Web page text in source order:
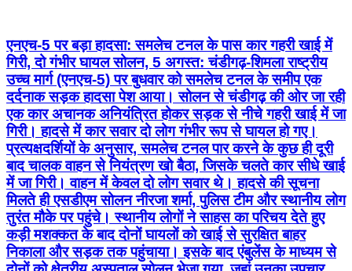
एनएच-5 पर बड़ा हादसा: समलेच टनल के पास कार गहरी खाई में
गिरी, दो गंभीर घायल सोलन, 5 अगस्त: चंडीगढ़-शिमला राष्ट्रीय
उच्च मार्ग (एनएच-5) पर बुधवार को समलेच टनल के समीप एक
दर्दनाक सड़क हादसा पेश आया। सोलन से चंडीगढ़ की ओर जा रही
एक कार अचानक अनियंत्रित होकर सड़क से नीचे गहरी खाई में जा
गिरी। हादसे में कार सवार दो लोग गंभीर रूप से घायल हो गए।
प्रत्यक्षदर्शियों के अनुसार, समलेच टनल पार करने के कुछ ही दूरी
बाद चालक वाहन से नियंत्रण खो बैठा, जिसके चलते कार सीधे खाई
में जा गिरी। वाहन में केवल दो लोग सवार थे। हादसे की सूचना
मिलते ही एसडीएम सोलन नीरजा शर्मा, पुलिस टीम और स्थानीय लोग
तुरंत मौके पर पहुंचे। स्थानीय लोगों ने साहस का परिचय देते हुए
कड़ी मशक्कत के बाद दोनों घायलों को खाई से सुरक्षित बाहर
निकाला और सड़क तक पहुंचाया। इसके बाद एंबुलेंस के माध्यम से